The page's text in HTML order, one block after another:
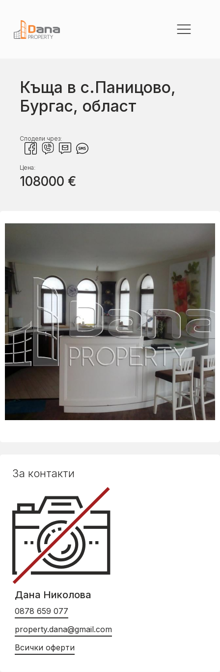
Къща в с.Паницово,
Бургас, област
Сподели чрез:
Цена:
108000 €
За контакти
Дана Николова
0878 659 077
property.dana@gmail.com
Всички оферти